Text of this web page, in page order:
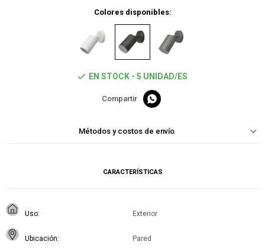
Colores disponibles:
EN STOCK - 5 UNIDAD/ES

Métodos y costos de envío
CARACTERÍSTICAS
Uso Exterior
Ubicación Pared